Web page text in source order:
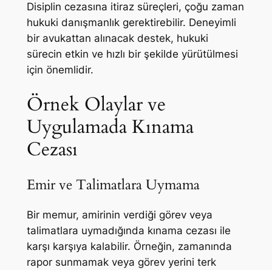
Disiplin cezasına itiraz süreçleri, çoğu zaman
hukuki danışmanlık gerektirebilir. Deneyimli
bir avukattan alınacak destek, hukuki
sürecin etkin ve hızlı bir şekilde yürütülmesi
için önemlidir.
Örnek Olaylar ve
Uygulamada Kınama
Cezası
Emir ve Talimatlara Uymama
Bir memur, amirinin verdiği görev veya
talimatlara uymadığında kınama cezası ile
karşı karşıya kalabilir. Örneğin, zamanında
rapor sunmamak veya görev yerini terk